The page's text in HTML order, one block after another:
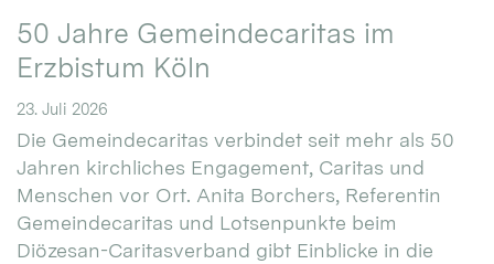
50 Jahre Gemeindecaritas im
Erzbistum Köln
23. Juli 2026
Die Gemeindecaritas verbindet seit mehr als 50
Jahren kirchliches Engagement, Caritas und
Menschen vor Ort. Anita Borchers, Referentin
Gemeindecaritas und Lotsenpunkte beim
Diözesan-Caritasverband gibt Einblicke in die